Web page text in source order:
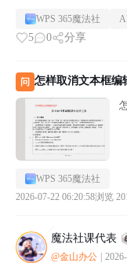
WPS 365魔法社
5 0 分享
问 怎样取消文本框编
WPS 365魔法社
2026-07-22 06:20:58浏览
魔法社课代表
@金山办公